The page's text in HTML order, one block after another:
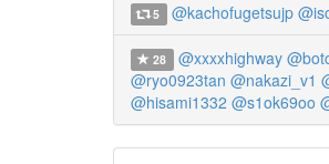
5 @kachofugetsujp
28 @xxxxhighway
@ryo0923tan @nakazi_v1
@hisami1332 @s1ok69oo